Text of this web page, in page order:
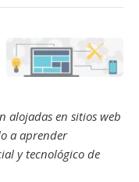
alojadas en sitios web
a aprender
y tecnológico de